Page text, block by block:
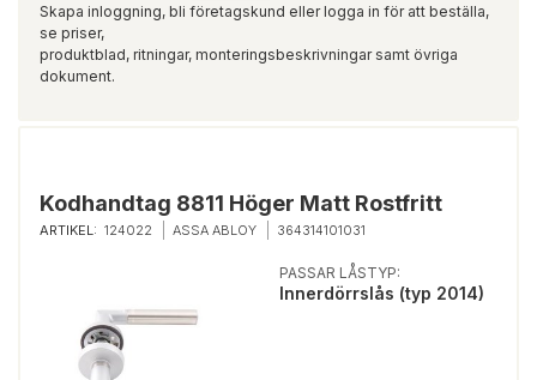
Skapa inloggning, bli företagskund eller logga in för att beställa,
se priser,
produktblad, ritningar, monteringsbeskrivningar samt övriga
dokument.
Kodhandtag 8811 Höger Matt Rostfritt
ARTIKEL: 124022 ASSA ABLOY 364314101031
PASSAR LÅSTYP:
Innerdörrslås (typ 2014)